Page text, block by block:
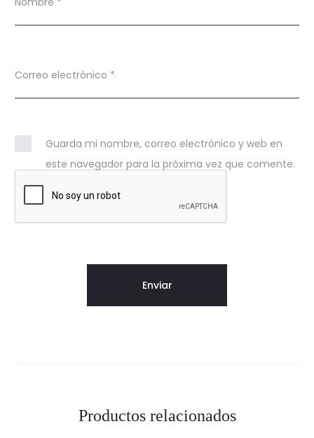
Correo electrónico *
Guarda mi nombre, correo electrónico y web en
este navegador para la próxima vez que comente.
Productos relacionados